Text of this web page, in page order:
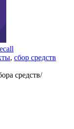
, сбор средств
средств/